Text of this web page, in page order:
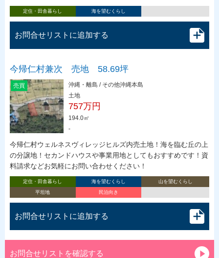
定住・田舎暮らし 海を望むくらし
お問合せリストに追加する
今帰仁村兼次 売地 58.69坪
売買
沖縄・離島 / その他沖縄本島
土地
757万円
194.0㎡
-
今帰仁村ウェルネスヴィレッジヒルズ内売土地！海を臨む丘の上
の分譲地！セカンドハウスや事業用地としてもおすすめです！資
料請求などお気軽にお問い合わせください！
定住・田舎暮らし 海を望むくらし
山を望むくらし
平坦地
民泊向き
お問合せリストに追加する
お問合せリストを確認する